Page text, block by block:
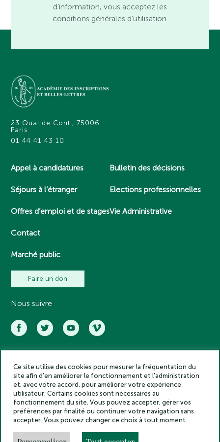
d’information, vous acceptez les
conditions générales d’utilisation.
23 Quai de Conti, 75006
Paris
01 44 41 43 10
Appel à candidatures
Séjours à l’étranger
Offres d’emploi et de stages
Contact
Marché public
Bulletin des décisions
Elections professionnelles
Vie Administrative
Faire un don
Nous suivre
Académie des inscriptions et belles lettres – Tous droits réservés
2025
Politique de confidentialité
Mentions légales
Crédits
Gestion des cookies
Made by
Ce site utilise des cookies pour mesurer la fréquentation du
site afin d’en améliorer le fonctionnement et l’administration
et, avec votre accord, pour améliorer votre expérience
utilisateur. Certains cookies sont nécessaires au
fonctionnement du site. Vous pouvez accepter, gérer vos
préférences par finalité ou continuer votre navigation sans
accepter. Vous pouvez changer ce choix à tout moment.